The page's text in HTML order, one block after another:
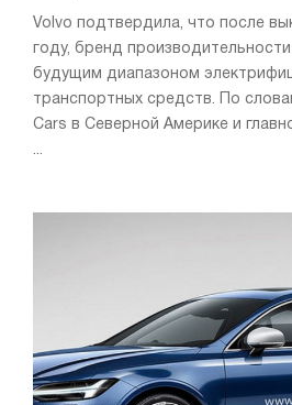
Volvo подтвердила, что после
году, бренд
будущим диапазоном
транспортных средств. По
Cars в Северной Америке и
...